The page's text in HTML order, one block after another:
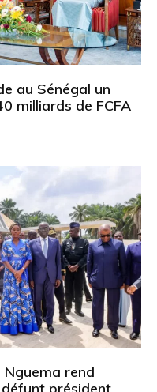
au Sénégal un
milliards de FCFA
Nguema rend
président